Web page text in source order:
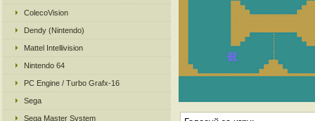
ColecoVision
Dendy (Nintendo)
Mattel Intellivision
Nintendo 64
PC Engine / Turbo Grafx-16
Sega
Sega Master System